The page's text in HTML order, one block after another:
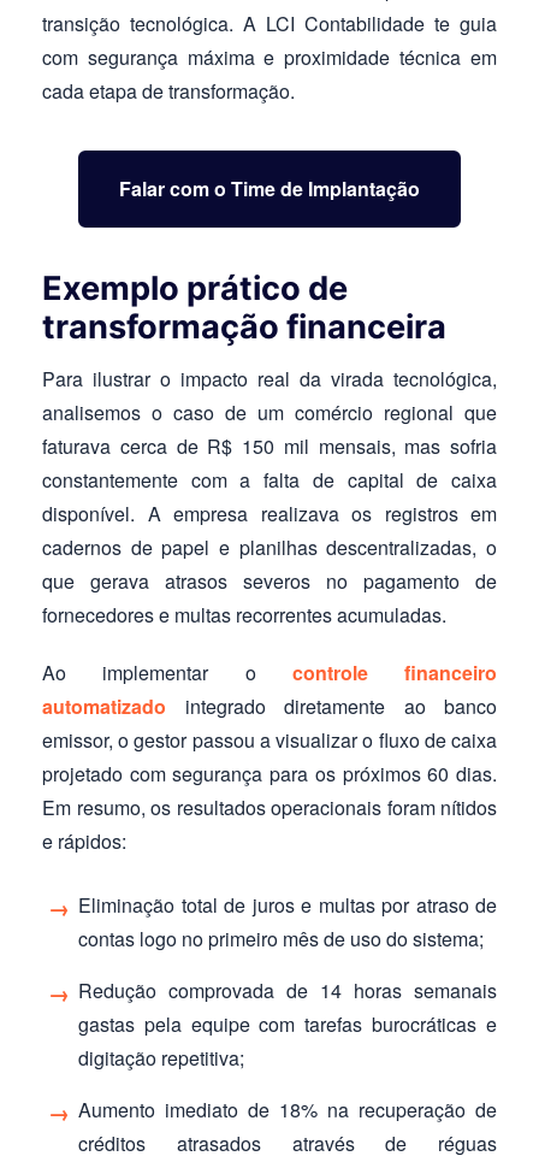
transição tecnológica. A LCI Contabilidade te guia
com segurança máxima e proximidade técnica em
cada etapa de transformação.
Falar com o Time de Implantação
Exemplo prático de
transformação financeira
Para ilustrar o impacto real da virada tecnológica,
analisemos o caso de um comércio regional que
faturava cerca de R$ 150 mil mensais, mas sofria
constantemente com a falta de capital de caixa
disponível. A empresa realizava os registros em
cadernos de papel e planilhas descentralizadas, o
que gerava atrasos severos no pagamento de
fornecedores e multas recorrentes acumuladas.
Ao implementar o controle financeiro
automatizado integrado diretamente ao banco
emissor, o gestor passou a visualizar o fluxo de caixa
projetado com segurança para os próximos 60 dias.
Em resumo, os resultados operacionais foram nítidos
e rápidos:
Eliminação total de juros e multas por atraso de
contas logo no primeiro mês de uso do sistema;
Redução comprovada de 14 horas semanais
gastas pela equipe com tarefas burocráticas e
digitação repetitiva;
Aumento imediato de 18% na recuperação de
créditos atrasados através de réguas